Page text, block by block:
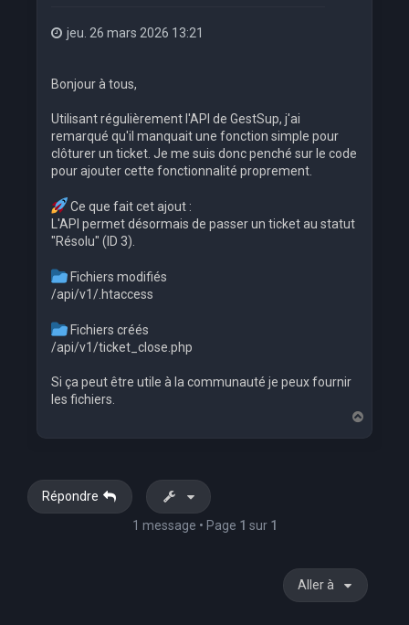
jeu. 26 mars 2026 13:21
Bonjour à tous,
Utilisant régulièrement l'API de GestSup, j'ai
remarqué qu'il manquait une fonction simple pour
clôturer un ticket. Je me suis donc penché sur le code
pour ajouter cette fonctionnalité proprement.
Ce que fait cet ajout :
L'API permet désormais de passer un ticket au statut
"Résolu" (ID 3).
Fichiers modifiés
/api/v1/.htaccess
Fichiers créés
/api/v1/ticket_close.php
Si ça peut être utile à la communauté je peux fournir
les fichiers.
a
Répondre
1 message • Page 1 sur 1
Aller à